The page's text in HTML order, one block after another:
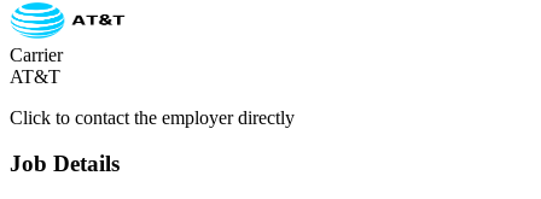
Carrier
AT&T
Click to contact the employer directly
Job Details